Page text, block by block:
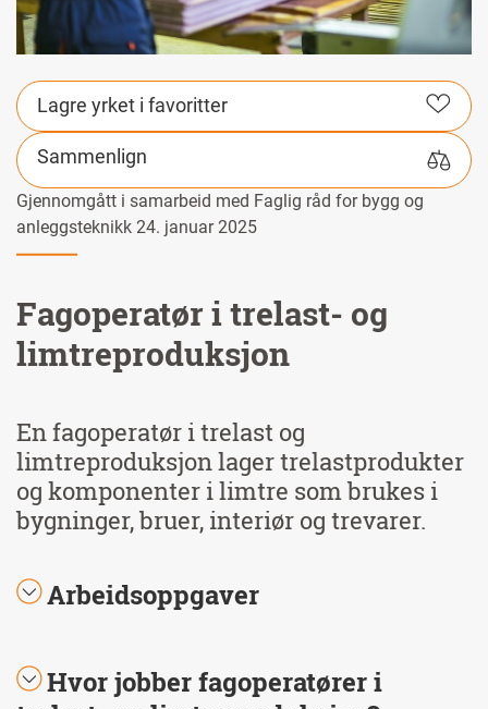
Lagre yrket i favoritter
Sammenlign
Gjennomgått i samarbeid med Faglig råd for bygg og
anleggsteknikk 24. januar 2025
Fagoperatør i trelast- og
limtreproduksjon
En fagoperatør i trelast og
limtreproduksjon lager trelastprodukter
og komponenter i limtre som brukes i
bygninger, bruer, interiør og trevarer.
Arbeidsoppgaver
Hvor jobber fagoperatører i